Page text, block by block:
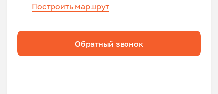
Построить маршрут
Обратный звонок